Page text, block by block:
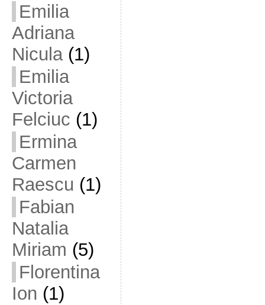
Emilia
Adriana
Nicula(1)
Emilia
Victoria
Felciuc (1)
Ermina
Carmen
Raescu (1)
Fabian
Natalia
Miriam (5)
Florentina
Ion (1)